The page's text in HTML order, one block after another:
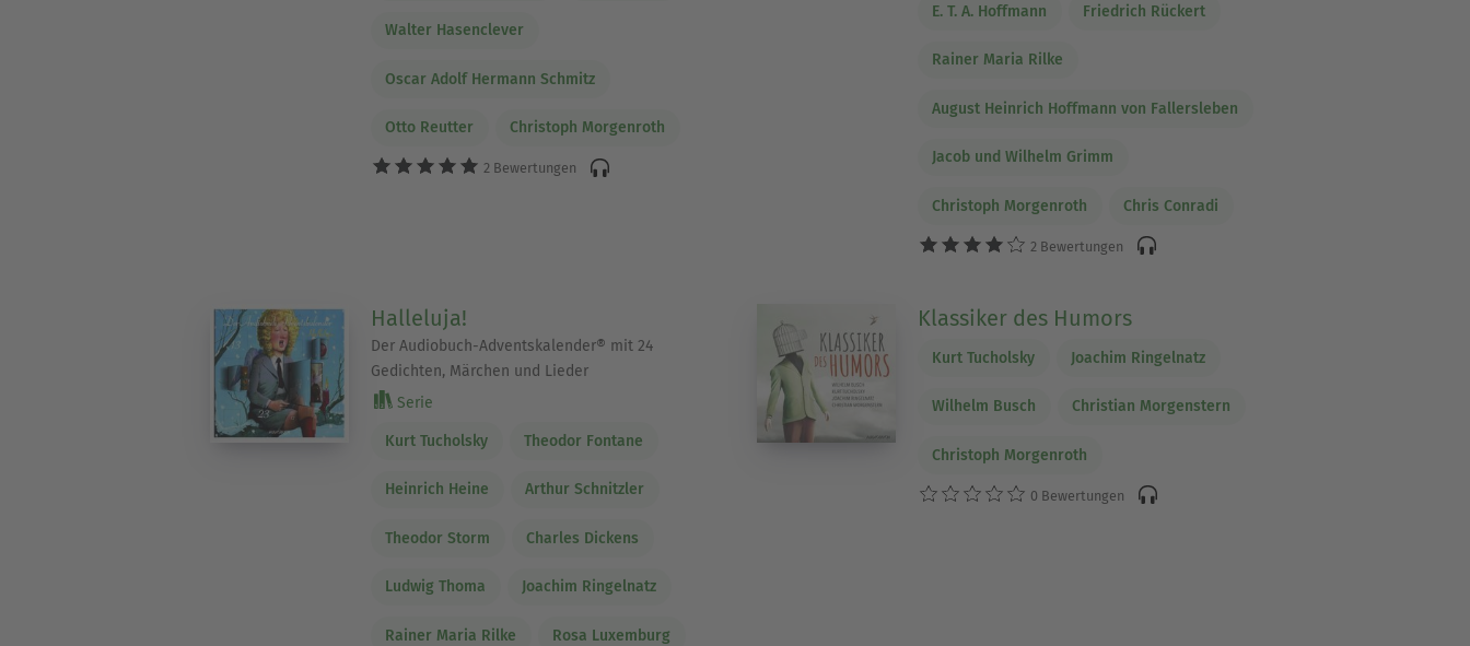
Walter Hasenclever
Oscar Adolf Hermann Schmitz
Otto Reutter Christoph Morgenroth
2 Bewertungen
E. T. A. Hoffmann Friedrich Rückert
Rainer Maria Rilke
August Heinrich Hoffmann von Fallersleben
Jacob und Wilhelm Grimm
Christoph Morgenroth Chris Conradi
2 Bewertungen
Halleluja!
Der Audiobuch-Adventskalender® mit 24
Gedichten, Märchen und Lieder
Serie
Kurt Tucholsky Theodor Fontane
Heinrich Heine Arthur Schnitzler
Theodor Storm Charles Dickens
Ludwig Thoma Joachim Ringelnatz
Rainer Maria Rilke Rosa Luxemburg
Klassiker des Humors
Kurt Tucholsky Joachim Ringelnatz
Wilhelm Busch Christian Morgenstern
Christoph Morgenroth
0 Bewertungen